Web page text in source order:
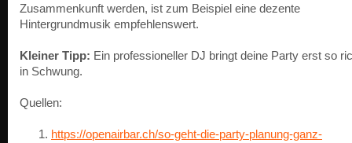
Zusammenkunft werden, ist zum Beispiel eine dezente
Hintergrundmusik empfehlenswert.
Kleiner Tipp: Ein professioneller DJ bringt deine Party erst so
in Schwung.
Quellen:
https://openairbar.ch/so-geht-die-party-planung-ganz-